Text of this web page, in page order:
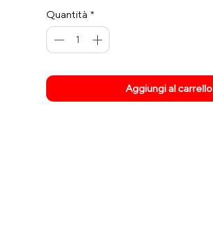
Quantità *
Aggiungi al carrello